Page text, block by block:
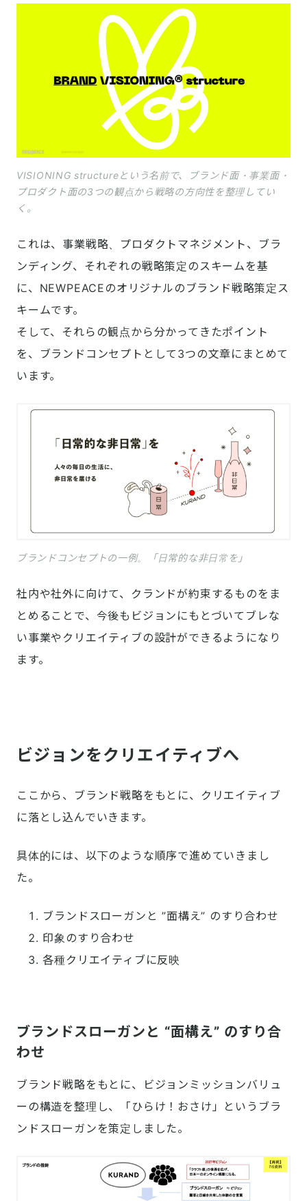
VISIONING structureという名前で、ブランド面・事業面・
プロダクト面の3つの観点から戦略の方向性を整理してい
く。
これは、事業戦略、プロダクトマネジメント、ブラ
ンディング、それぞれの戦略策定のスキームを基
に、NEWPEACEのオリジナルのブランド戦略策定ス
キームです。
そして、それらの観点から分かってきたポイント
を、ブランドコンセプトとして3つの文章にまとめて
います。
ブランドコンセプトの一例。「日常的な非日常を」
社内や社外に向けて、クランドが約束するものをま
とめることで、今後もビジョンにもとづいてブレな
い事業やクリエイティブの設計ができるようになり
ます。
ビジョンをクリエイティブへ
ここから、ブランド戦略をもとに、クリエイティブ
に落とし込んでいきます。
具体的には、以下のような順序で進めていきまし
た。
ブランドスローガンと ”面構え” のすり合わせ
印象のすり合わせ
各種クリエイティブに反映
ブランドスローガンと “面構え” のすり合
わせ
ブランド戦略をもとに、ビジョンミッションバリュ
ーの構造を整理し、「ひらけ！おさけ」というブラ
ンドスローガンを策定しました。